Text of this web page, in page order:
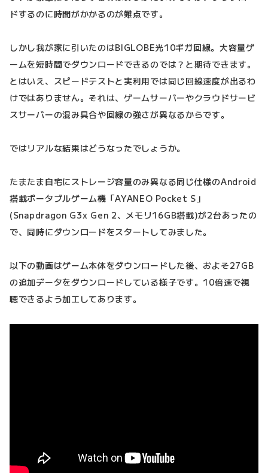
ドするのに時間がかかるのが難点です。
しかし我が家に引いたのはBIGLOBE光10ギガ回線。大容量ゲ
ームを短時間でダウンロードできるのでは？と期待できます。
とはいえ、スピードテストと実利用では同じ回線速度が出るわ
けではありません。それは、ゲームサーバーやクラウドサービ
スサーバーの混み具合や回線の強さが異なるからです。
ではリアルな結果はどうなったでしょうか。
たまたま自宅にストレージ容量のみ異なる同じ仕様のAndroid
搭載ポータブルゲーム機「AYANEO Pocket S」
(Snapdragon G3x Gen 2、メモリ16GB搭載)が2台あったの
で、同時にダウンロードをスタートしてみました。
以下の動画はゲーム本体をダウンロードした後、およそ27GB
の追加データをダウンロードしている様子です。10倍速で視
聴できるよう加工してあります。